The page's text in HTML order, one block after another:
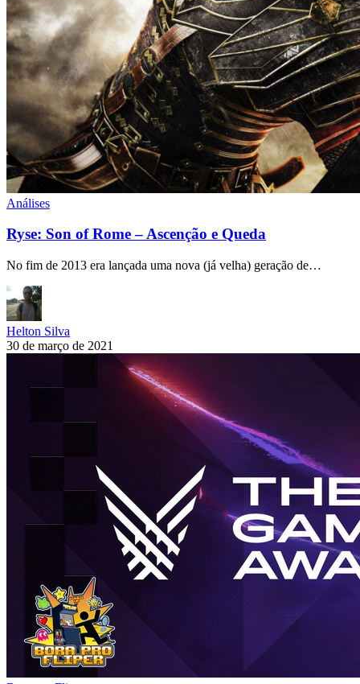
Análises
Ryse: Son of Rome – Ascenção e Queda
No fim de 2013 era lançada uma nova (já velha) geração de…
Helton Silva
30 de março de 2021